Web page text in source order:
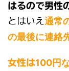
はるので男性
とはいえ 通常
の最後に連絡
女性は100円